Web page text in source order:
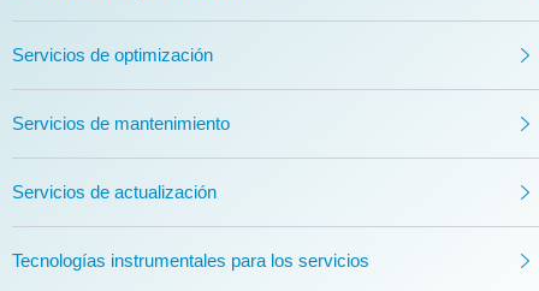
Servicios de optimización
Servicios de mantenimiento
Servicios de actualización
Tecnologías instrumentales para los servicios